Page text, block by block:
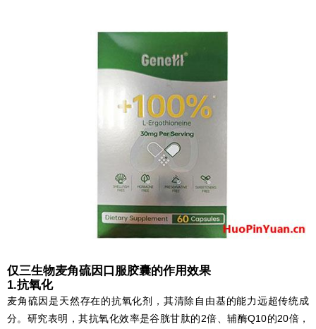
仅三生物麦角硫因口服胶囊的作用效果
1.抗氧化
麦角硫因是天然存在的抗氧化剂，其清除自由基的能力远超传统成
分。研究表明，其抗氧化效率是谷胱甘肽的2倍、辅酶Q10的20倍，